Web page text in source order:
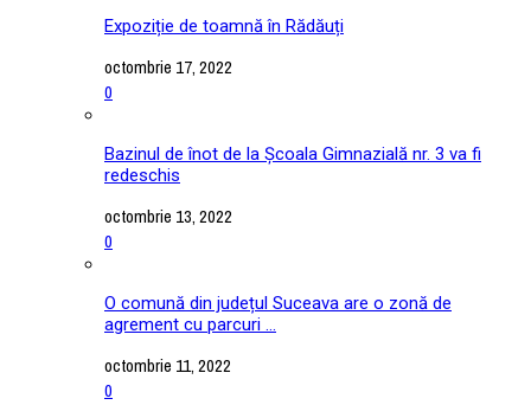
Expoziție de toamnă în Rădăuți
octombrie 17, 2022
0
Bazinul de înot de la Școala Gimnazială nr. 3 va fi
redeschis
octombrie 13, 2022
0
O comună din județul Suceava are o zonă de
agrement cu parcuri ...
octombrie 11, 2022
0